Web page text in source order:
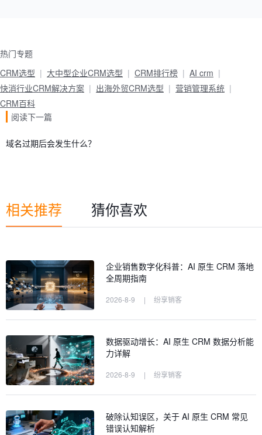
热门专题
CRM选型
大中型企业CRM选型 CRM排行榜
AI crm
快消行业CRM解决方案
出海外贸CRM选型
营销管理系统
CRM百科
阅读下一篇
域名过期后会发生什么？
相关推荐 猜你喜欢
企业销售数字化科普：AI 原生 CRM 落地
全周期指南
2026-8-9 | 纷享销客
数据驱动增长：AI 原生 CRM 数据分析能
力详解
2026-8-9 | 纷享销客
破除认知误区，关于 AI 原生 CRM 常见
错误认知解析